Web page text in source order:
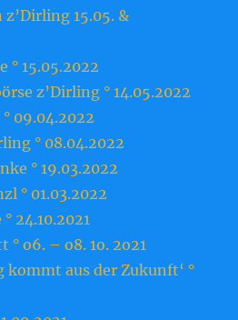
15.05. &
° 15.05.2022
z’Dirling ° 14.05.2022
09.04.2022
° 08.04.2022
° 19.03.2022
° 01.03.2022
24.10.2021
o6. – o8. 1o. 2o21
kommt aus der Zukunft‘ °